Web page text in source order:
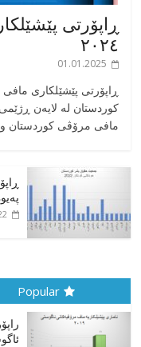
ڕاپۆرتی
٢٠٢٤
01.01.2025
مافی مرۆڤی کوردستان و
Popular